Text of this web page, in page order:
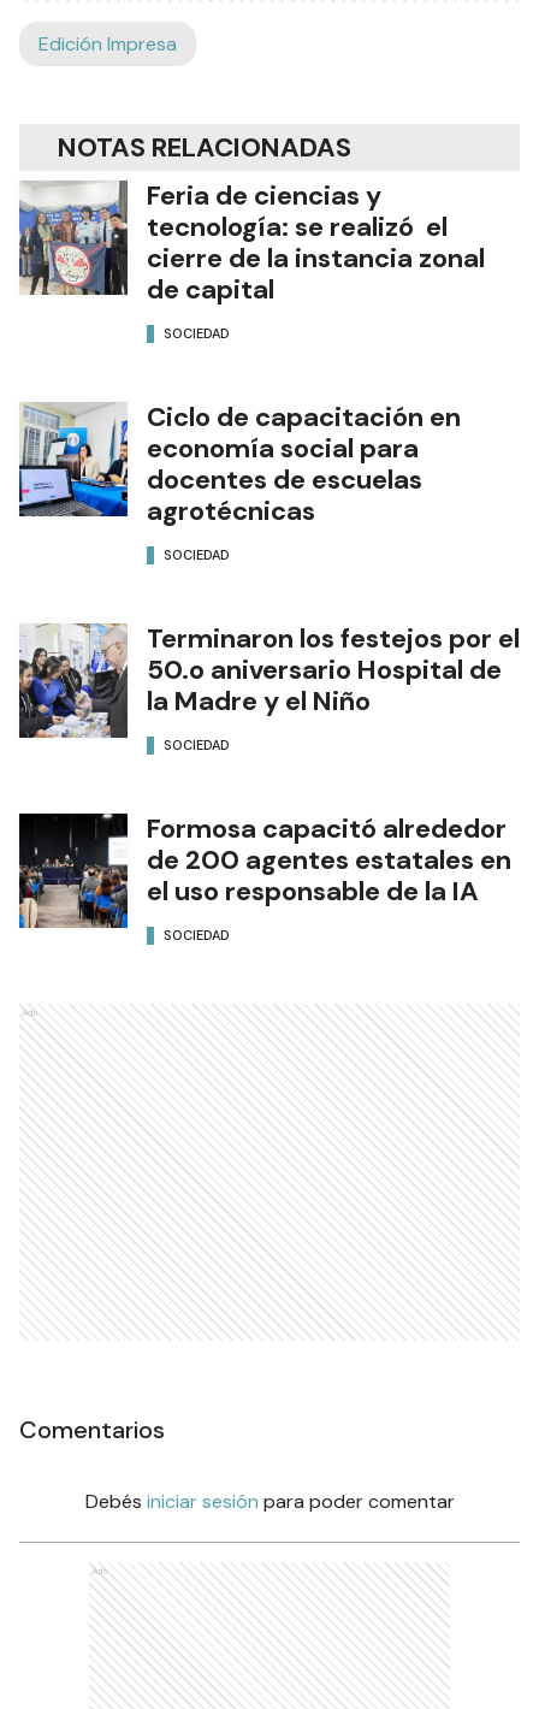
Edición Impresa
NOTAS RELACIONADAS
Feria de ciencias y
tecnología: se realizó el
cierre de la instancia zonal
de capital
SOCIEDAD
Ciclo de capacitación en
economía social para
docentes de escuelas
agrotécnicas
SOCIEDAD
Terminaron los festejos por el
50.o aniversario Hospital de
la Madre y el Niño
SOCIEDAD
Formosa capacitó alrededor
de 200 agentes estatales en
el uso responsable de la IA
SOCIEDAD
Ads
Comentarios
Debés iniciar sesión para poder comentar
Ads